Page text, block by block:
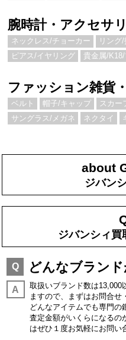
腕時計・アクセサ
ネックレス/チョーカー リング/
ピアス/イヤリング
貴金属/
ファッション雑貨
ベルト 帽子/キャップ スカー
サングラス/メガネ
ネクタイ
about
ジバン
ジバンシィ買
Q どんなブラン
A
取扱いブランド数は13,000
ますので、まずはお問合せ
どんなアイテムでも専門の
査定金額がいくらになるの
はぜひ１度お気軽にお問い